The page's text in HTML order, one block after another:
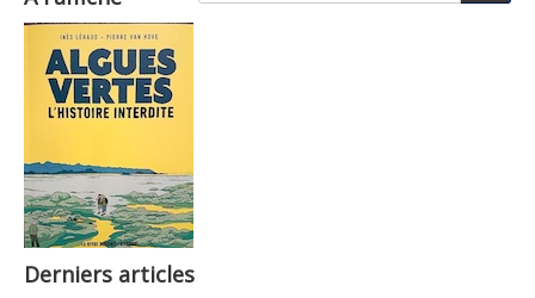
Les spectacles
Les films et vidéos
La boutique
Zone pro
Contact
Derniers articles